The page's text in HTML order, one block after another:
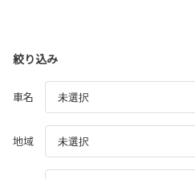
絞り込み
車名
地域